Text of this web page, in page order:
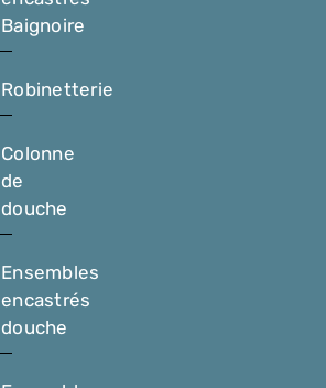
Baignoire
Robinetterie
Colonne
de
douche
Ensembles
encastrés
douche